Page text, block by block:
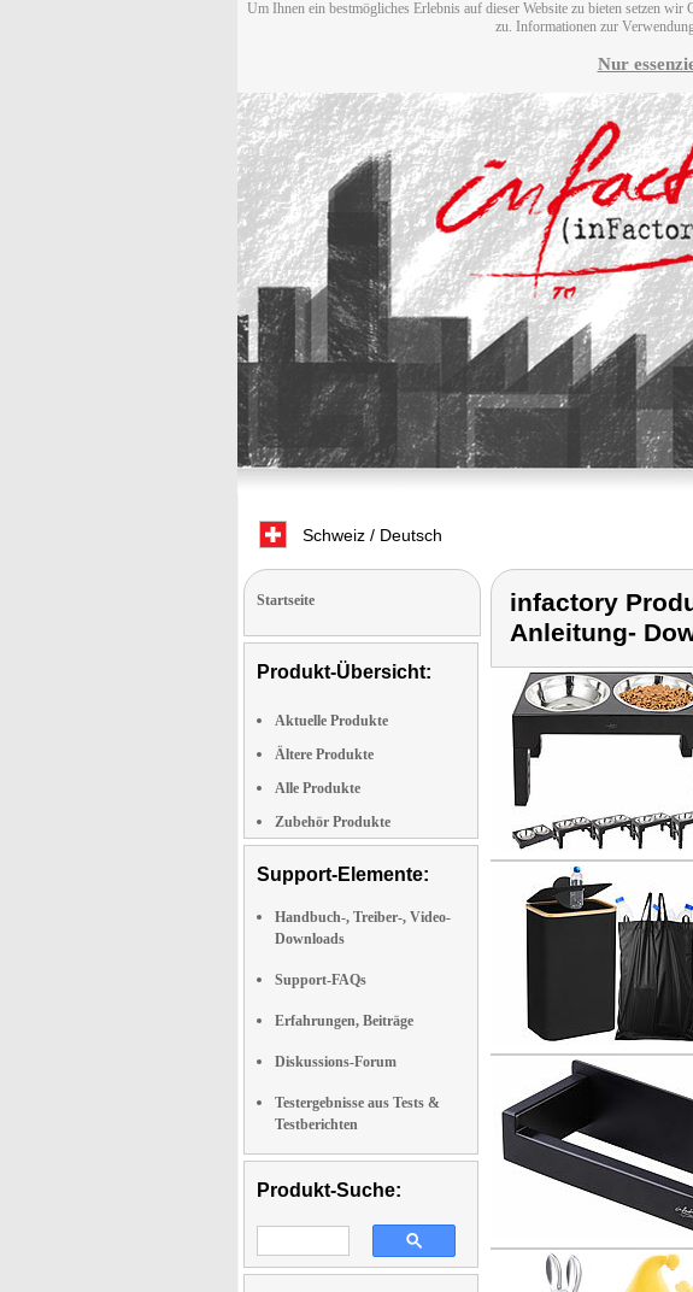
Um Ihnen ein bestmögliches Erlebnis auf dieser Website zu bieten setzen
zu. Informationen zur
Nur
Schweiz / Deutsch
Startseite
Produkt-Übersicht:
Aktuelle Produkte
Ältere Produkte
Alle Produkte
Zubehör Produkte
Support-Elemente:
Handbuch-, Treiber-, Video-
Downloads
Support-FAQs
Erfahrungen, Beiträge
Diskussions-Forum
Testergebnisse aus Tests &
Testberichten
Produkt-Suche:
infactory
Anleitung-